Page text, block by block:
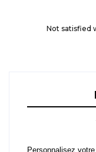
Not satisfied
Personnalisez